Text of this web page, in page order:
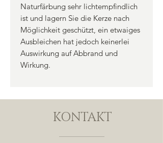
Naturfärbung sehr lichtempfindlich
ist und lagern Sie die Kerze nach
Möglichkeit geschützt, ein etwaiges
Ausbleichen hat jedoch keinerlei
Auswirkung auf Abbrand und
Wirkung.
KONTAKT